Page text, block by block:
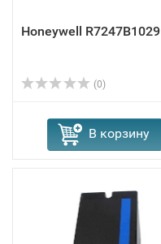
Honeywell R7247B1029
(0)
В корзину